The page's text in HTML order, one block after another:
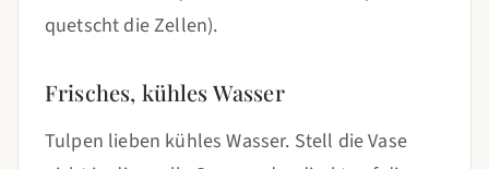
quetscht die Zellen).
Frisches, kühles Wasser
Tulpen lieben kühles Wasser. Stell die Vase